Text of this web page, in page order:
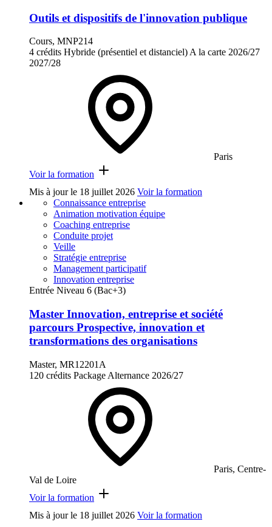
Outils et dispositifs de l'innovation publique
Cours, MNP214
4 crédits Hybride (présentiel et distanciel) A la carte 2026/27
2027/28
Paris
Voir la formation
Mis à jour le 18 juillet 2026 Voir la formation
Connaissance entreprise
Animation motivation équipe
Coaching entreprise
Conduite projet
Veille
Stratégie entreprise
Management participatif
Innovation entreprise
Entrée Niveau 6 (Bac+3)
Master Innovation, entreprise et société
parcours Prospective, innovation et
transformations des organisations
Master, MR12201A
120 crédits Package Alternance 2026/27
Paris, Centre-
Val de Loire
Voir la formation
Mis à jour le 18 juillet 2026 Voir la formation